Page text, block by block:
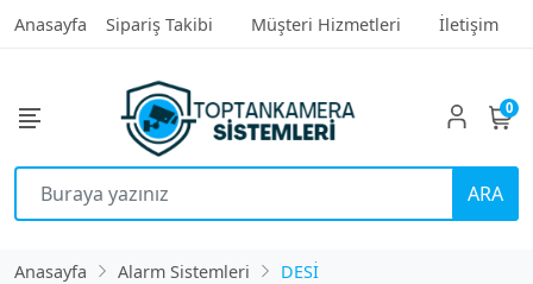
Anasayfa Sipariş Takibi Müşteri Hizmetleri İletişim
ARA
0
Anasayfa Alarm Sistemleri DESİ